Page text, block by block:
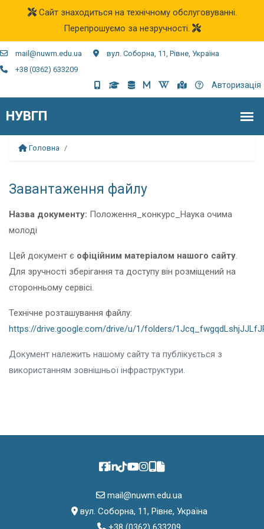
Сайт знаходиться на технічному обслуговуванні.
Перепрошуємо за незручності.
mail@nuwm.edu.ua
вул. Соборна, 11, Рівне, Україна
+38 (0362) 633209
Авторизація
Головна
Завантаження файлу
Назва документу: Положення_конкурс_Наука очима
молоді
Цей документ є офіційним матеріалом нашого сайту.
Для зручності зберігання та доступу він розміщений на
сторонньому сервісі.
Технічне розташування файлу:
https://drive.google.com/drive/u/1/folders/
Документ належить нашому сайту та публікується з
використанням зовнішньої інфраструктури.
mail@nuwm.edu.ua
вул. Соборна, 11, Рівне, Україна